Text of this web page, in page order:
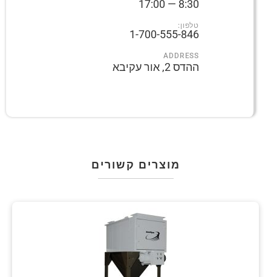
8:30 — 17:00
טלפון:
1-700-555-846
ADDRESS
ההדס 2, אור עקיבא
מוצרים קשורים